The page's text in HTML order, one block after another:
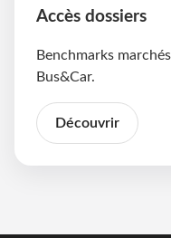
Accès dossiers
Benchmarks
Bus&Car.
Découvrir